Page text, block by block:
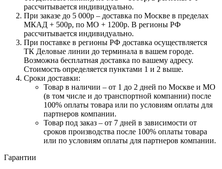
рассчитывается индивидуально.
При заказе до 5 000р – доставка по Москве в пределах
МКАД + 500р, по МО + 1200р. В регионы РФ
рассчитывается индивидуально.
При поставке в регионы РФ доставка осуществляется
ТК Деловые линии до терминала в вашем городе.
Возможна бесплатная доставка по вашему адресу.
Стоимость определяется пунктами 1 и 2 выше.
Сроки доставки:
Товар в наличии – от 1 до 2 дней по Москве и МО
(в том числе и до транспортной компании) после
100% оплаты товара или по условиям оплаты для
партнеров компании.
Товар под заказ – от 7 дней в зависимости от
сроков производства после 100% оплаты товара
или по условиям оплаты для партнеров компании.
Гарантии